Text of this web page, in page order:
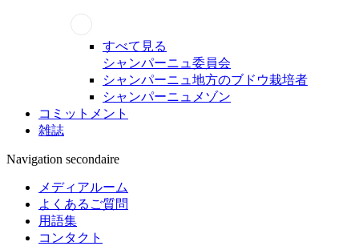
すべて見る
シャンパーニュ委員会
シャンパーニュ地方のブドウ栽培者
シャンパーニュメゾン
コミットメント
雑誌
Navigation secondaire
メディアルーム
よくあるご質問
用語集
コンタクト